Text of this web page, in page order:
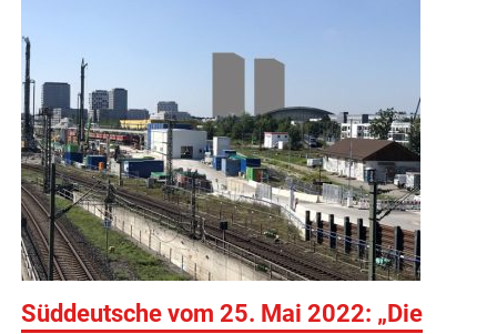
Süddeutsche vom 25. Mai 2022: „Die